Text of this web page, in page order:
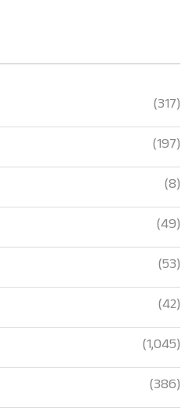
(317)
(197)
(8)
(49)
(53)
(42)
(1,045)
(386)